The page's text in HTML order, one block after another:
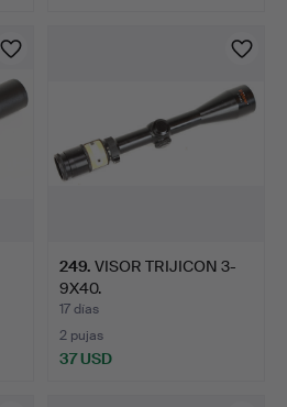
249. VISOR TRIJICON 3-
9X40.
17 días
2 pujas
37 USD